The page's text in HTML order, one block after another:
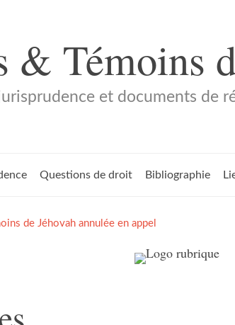
& Témoins
et documents de
Questions de droit Bibliographie
de Jéhovah annulée en appel